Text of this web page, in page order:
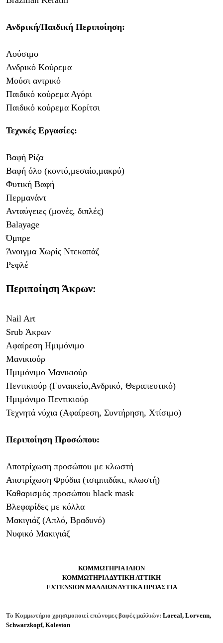
Ανδρική/Παιδική Περιποίηση:
Λούσιμο
Ανδρικό Κούρεμα
Μούσι αντρικό
Παιδικό κούρεμα Αγόρι
Παιδικό κούρεμα Κορίτσι
Τεχνκές Εργασίες:
Βαφή Ρίζα
Βαφή όλο (κοντό,μεσαίο,μακρύ)
Φυτική Βαφή
Περμανάντ
Ανταύγειες (μονές, διπλές)
Balayage
Όμπρε
Άνοιγμα Χωρίς Ντεκαπάζ
Ρεφλέ
Περιποίηση Άκρων:
Nail Art
Srub Άκρων
Αφαίρεση Ημιμόνιμο
Μανικιούρ
Ημιμόνιμο Μανικιούρ
Πεντικιούρ (Γυναικείο,Ανδρικό, Θεραπευτικό)
Ημιμόνιμο Πεντικιούρ
Τεχνητά νύχια (Αφαίρεση, Συντήρηση, Χτίσιμο)
Περιποίηση Προσώπου:
Αποτρίχωση προσώπου με κλωστή
Αποτρίχωση Φρύδια (τσιμπιδάκι, κλωστή)
Καθαρισμός προσώπου black mask
Βλεφαρίδες με κόλλα
Μακιγιάζ (Απλό, Βραδυνό)
Νυφικό Μακιγιάζ
ΚΟΜΜΩΤΗΡΙΑ ΙΛΙΟΝ
ΚΟΜΜΩΤΗΡΙΑ ΔΥΤΙΚΗ ΑΤΤΙΚΗ
EXTENSION ΜΑΛΛΙΩΝ ΔΥΤΙΚΑ ΠΡΟΑΣΤΙΑ
Το Κομμωτήριο χρησιμοποιεί επώνυμεςβαφές μαλλιών: Loreal, Lorvenn,
Schwarzkopf, Koleston